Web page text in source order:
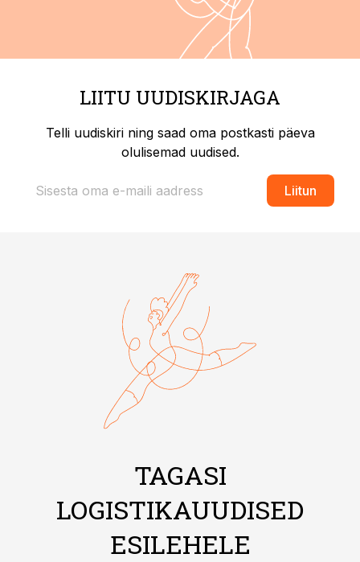
LIITU UUDISKIRJAGA
Telli uudiskiri ning saad oma postkasti päeva
olulisemad uudised.
Liitun
TAGASI
LOGISTIKAUUDISED
ESILEHELE